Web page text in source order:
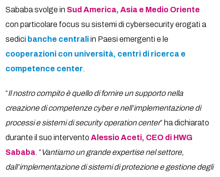
Sababa svolge in Sud America, Asia e Medio Oriente
con particolare focus su sistemi di cybersecurity erogati a
sedici banche centraliin Paesi emergenti e le
cooperazioni con università, centri di ricerca e
competence center
“Il nostro compito è quello di fornire un supporto nella
creazione di competenze cyber e nell’implementazione di
processi e sistemi di security operation center” ha dichiarato
durante il suo interventoAlessio Aceti, CEO di HWG
Sababa . “ Vantiamo un grande expertise nel settore,
dall’implementazione di sistemi di protezione e gestione degli